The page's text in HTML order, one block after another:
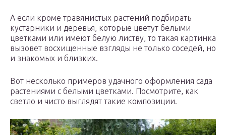
А если кроме травянистых растений подбирать
кустарники и деревья, которые цветут белыми
цветками или имеют белую листву, то такая картинка
вызовет восхищенные взгляды не только соседей, но
и знакомых и близких.
Вот несколько примеров удачного оформления сада
растениями с белыми цветками. Посмотрите, как
светло и чисто выглядят такие композиции.